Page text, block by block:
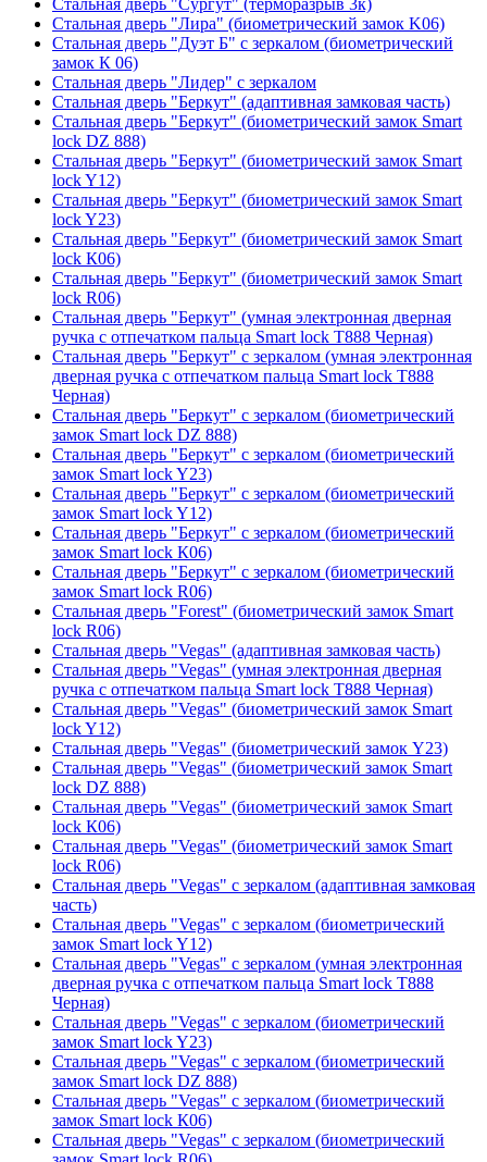
Стальная дверь "Лира" (биометрический замок K06)
Стальная дверь "Дуэт Б" с зеркалом (биометрический
замок К 06)
Стальная дверь "Лидер" с зеркалом
Стальная дверь "Беркут" (адаптивная замковая часть)
Стальная дверь "Беркут" (биометрический замок Smart
lock DZ 888)
Стальная дверь "Беркут" (биометрический замок Smart
lock Y12)
Стальная дверь "Беркут" (биометрический замок Smart
lock Y23)
Стальная дверь "Беркут" (биометрический замок Smart
lock К06)
Стальная дверь "Беркут" (биометрический замок Smart
lock R06)
Стальная дверь "Беркут" (умная электронная дверная
ручка с отпечатком пальца Smart lock T888 Черная)
Стальная дверь "Беркут" с зеркалом (умная электронная
дверная ручка с отпечатком пальца Smart lock T888
Черная)
Стальная дверь "Беркут" с зеркалом (биометрический
замок Smart lock DZ 888)
Стальная дверь "Беркут" с зеркалом (биометрический
замок Smart lock Y23)
Стальная дверь "Беркут" с зеркалом (биометрический
замок Smart lock Y12)
Стальная дверь "Беркут" с зеркалом (биометрический
замок Smart lock К06)
Стальная дверь "Беркут" с зеркалом (биометрический
замок Smart lock R06)
Стальная дверь "Forest" (биометрический замок Smart
lock R06)
Стальная дверь "Vegas" (адаптивная замковая часть)
Стальная дверь "Vegas" (умная электронная дверная
ручка с отпечатком пальца Smart lock T888 Черная)
Стальная дверь "Vegas" (биометрический замок Smart
lock Y12)
Стальная дверь "Vegas" (биометрический замок Y23)
Стальная дверь "Vegas" (биометрический замок Smart
lock DZ 888)
Стальная дверь "Vegas" (биометрический замок Smart
lock К06)
Стальная дверь "Vegas" (биометрический замок Smart
lock R06)
Стальная дверь "Vegas" с зеркалом (адаптивная замковая
часть)
Стальная дверь "Vegas" с зеркалом (биометрический
замок Smart lock Y12)
Стальная дверь "Vegas" с зеркалом (умная электронная
дверная ручка с отпечатком пальца Smart lock T888
Черная)
Стальная дверь "Vegas" с зеркалом (биометрический
замок Smart lock Y23)
Стальная дверь "Vegas" с зеркалом (биометрический
замок Smart lock DZ 888)
Стальная дверь "Vegas" с зеркалом (биометрический
замок Smart lock К06)
Стальная дверь "Vegas" с зеркалом (биометрический